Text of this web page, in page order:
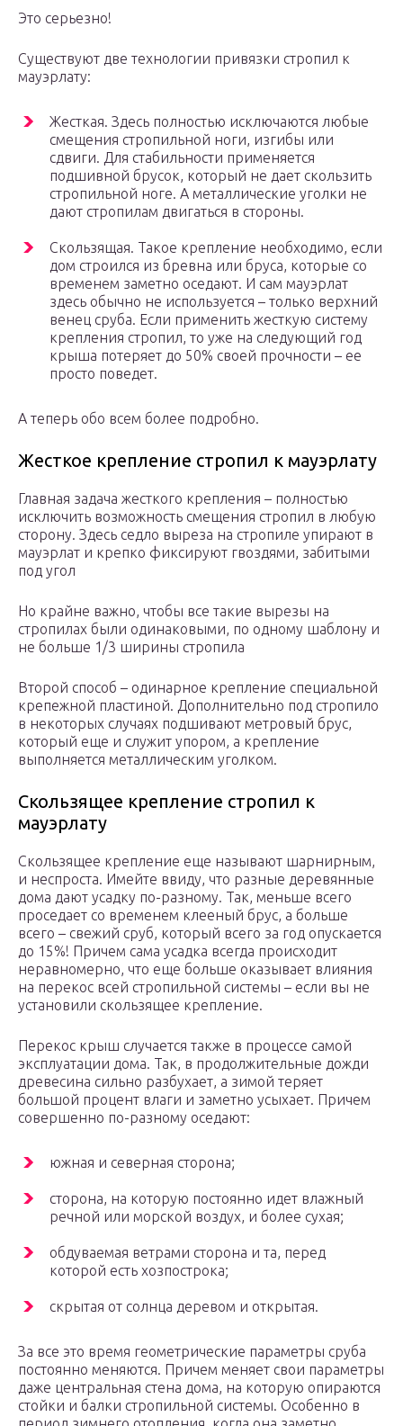
Это серьезно!
Существуют две технологии привязки стропил к
мауэрлату:
Жесткая. Здесь полностью исключаются любые
смещения стропильной ноги, изгибы или
сдвиги. Для стабильности применяется
подшивной брусок, который не дает скользить
стропильной ноге. А металлические уголки не
дают стропилам двигаться в стороны.
Скользящая. Такое крепление необходимо, если
дом строился из бревна или бруса, которые со
временем заметно оседают. И сам мауэрлат
здесь обычно не используется – только верхний
венец сруба. Если применить жесткую систему
крепления стропил, то уже на следующий год
крыша потеряет до 50% своей прочности – ее
просто поведет.
А теперь обо всем более подробно.
Жесткое крепление стропил к мауэрлату
Главная задача жесткого крепления – полностью
исключить возможность смещения стропил в любую
сторону. Здесь седло выреза на стропиле упирают в
мауэрлат и крепко фиксируют гвоздями, забитыми
под угол
Но крайне важно, чтобы все такие вырезы на
стропилах были одинаковыми, по одному шаблону и
не больше 1/3 ширины стропила
Второй способ – одинарное крепление специальной
крепежной пластиной. Дополнительно под стропило
в некоторых случаях подшивают метровый брус,
который еще и служит упором, а крепление
выполняется металлическим уголком.
Скользящее крепление стропил к
мауэрлату
Скользящее крепление еще называют шарнирным,
и неспроста. Имейте ввиду, что разные деревянные
дома дают усадку по-разному. Так, меньше всего
проседает со временем клееный брус, а больше
всего – свежий сруб, который всего за год опускается
до 15%! Причем сама усадка всегда происходит
неравномерно, что еще больше оказывает влияния
на перекос всей стропильной системы – если вы не
установили скользящее крепление.
Перекос крыш случается также в процессе самой
эксплуатации дома. Так, в продолжительные дожди
древесина сильно разбухает, а зимой теряет
большой процент влаги и заметно усыхает. Причем
совершенно по-разному оседают:
южная и северная сторона;
сторона, на которую постоянно идет влажный
речной или морской воздух, и более сухая;
обдуваемая ветрами сторона и та, перед
которой есть хозпострока;
скрытая от солнца деревом и открытая.
За все это время геометрические параметры сруба
постоянно меняются. Причем меняет свои параметры
даже центральная стена дома, на которую опираются
стойки и балки стропильной системы. Особенно в